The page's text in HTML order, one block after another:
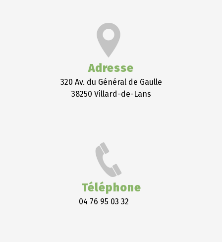
Adresse
320 Av. du Général de Gaulle
38250 Villard-de-Lans
Téléphone
04 76 95 03 32